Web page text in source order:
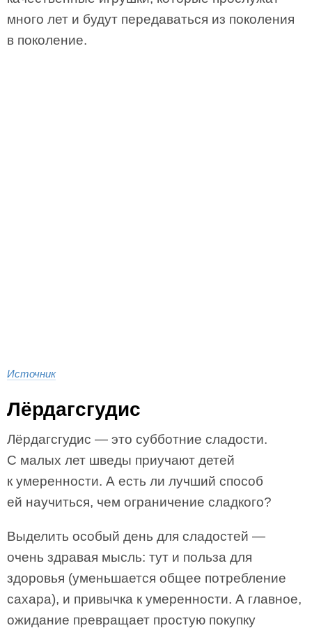
много лет и будут передаваться из поколения
в поколение.
Источник
Лёрдагсгудис
Лёрдагсгудис — это субботние сладости.
С малых лет шведы приучают детей
к умеренности. А есть ли лучший способ
ей научиться, чем ограничение сладкого?
Выделить особый день для сладостей —
очень здравая мысль: тут и польза для
здоровья (уменьшается общее потребление
сахара), и привычка к умеренности. А главное,
ожидание превращает простую покупку